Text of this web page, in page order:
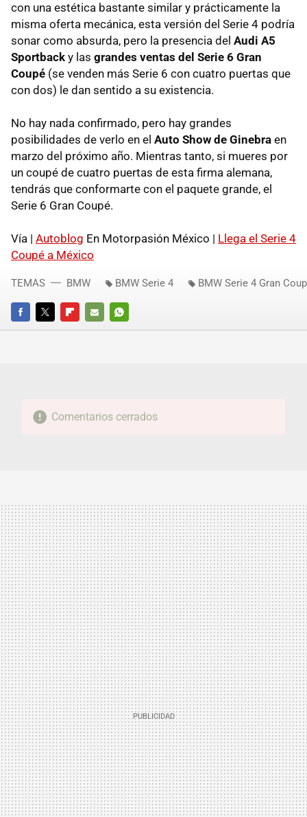
con una estética bastante similar y prácticamente la
misma oferta mecánica, esta versión del Serie 4 podría
sonar como absurda, pero la presencia del Audi A5
Sportback y las grandes ventas del Serie 6 Gran
Coupé (se venden más Serie 6 con cuatro puertas que
con dos) le dan sentido a su existencia.
No hay nada confirmado, pero hay grandes
posibilidades de verlo en el Auto Show de Ginebra en
marzo del próximo año. Mientras tanto, si mueres por
un coupé de cuatro puertas de esta firma alemana,
tendrás que conformarte con el paquete grande, el
Serie 6 Gran Coupé.
Vía | Autoblog En Motorpasión México | Llega el Serie 4
Coupé a México
FACEBOOKTWITTERFLIPBOARD
E-
WHATSAPP
TEMAS BMW BMW Serie 4 BMW Serie 4 Gran
Comentarios cerrados